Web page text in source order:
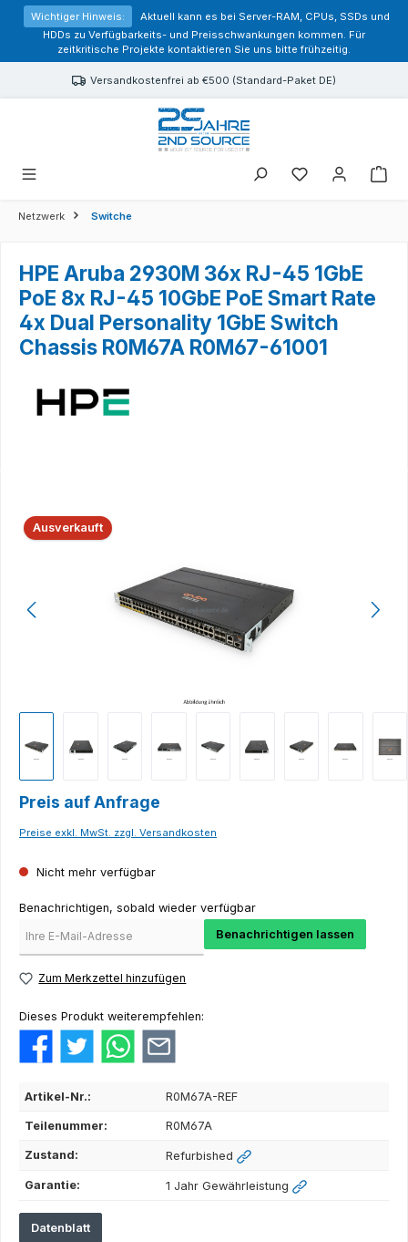
springen
Wichtiger Hinweis:
Aktuell kann es bei Server-RAM, CPUs, SSDs und
HDDs zu Verfügbarkeits- und Preisschwankungen kommen. Für
zeitkritische Projekte kontaktieren Sie uns bitte frühzeitig.
Versandkostenfrei ab €500 (Standard-Paket DE)
Sie haben 0
Netzwerk Switche
HPE Aruba 2930M 36x RJ-45 1GbE
PoE 8x RJ-45 10GbE PoE Smart Rate
4x Dual Personality 1GbE Switch
Chassis R0M67A R0M67-61001
Bildergalerie überspringen
Ausverkauft
Preis auf Anfrage
Preise exkl. MwSt. zzgl. Versandkosten
Nicht mehr verfügbar
Benachrichtigen, sobald wieder verfügbar
Benachrichtigen lassen
Zum Merkzettel hinzufügen
Dieses Produkt weiterempfehlen:
Artikel-Nr.: R0M67A-REF
Teilenummer: R0M67A
Zustand: Refurbished
Garantie: 1 Jahr Gewährleistung
Datenblatt